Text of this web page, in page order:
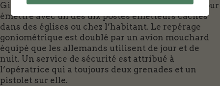
Ginette se déplace sans cesse avec ses quartzs pour
émettre avec un des dix postes émetteurs cachés
dans des églises ou chez l’habitant. Le repérage
goniométrique est doublé par un avion mouchard
équipé que les allemands utilisent de jour et de
nuit. Un service de sécurité est attribué à
l’opératrice qui a toujours deux grenades et un
pistolet sur elle.